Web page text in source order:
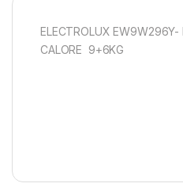
ELECTROLUX EW9W296Y-
CALORE 9+6KG